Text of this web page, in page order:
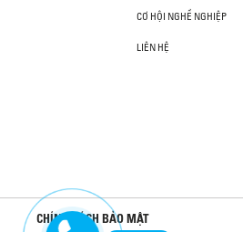
CƠ HỘI NGHỀ NGHIỆP
LIÊN HỆ
CHÍNH SÁCH BẢO MẬT